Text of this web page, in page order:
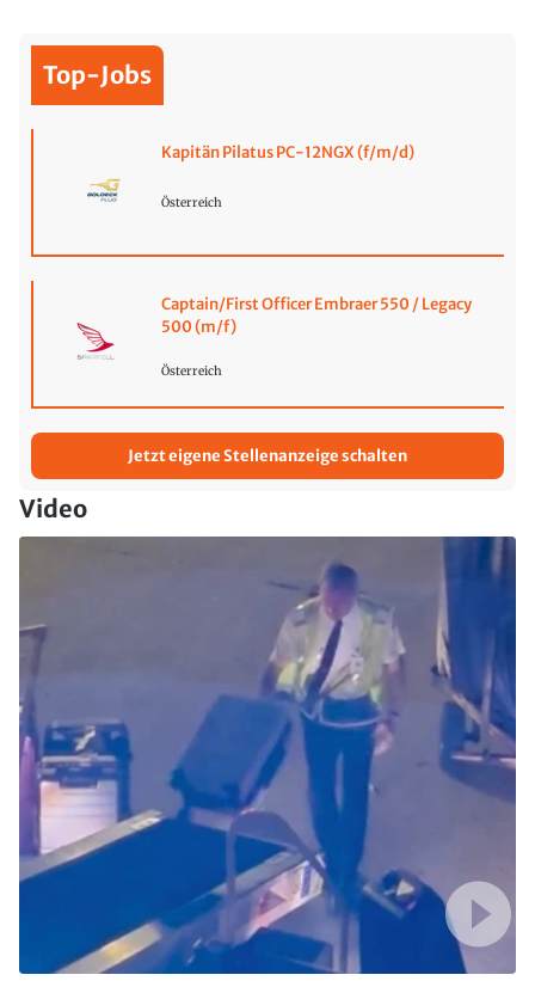
Top-Jobs
Kapitän Pilatus PC-12NGX (f/m/d)
Österreich
Captain/First Officer Embraer 550 / Legacy
500 (m/f)
Österreich
Jetzt eigene Stellenanzeige schalten
Video